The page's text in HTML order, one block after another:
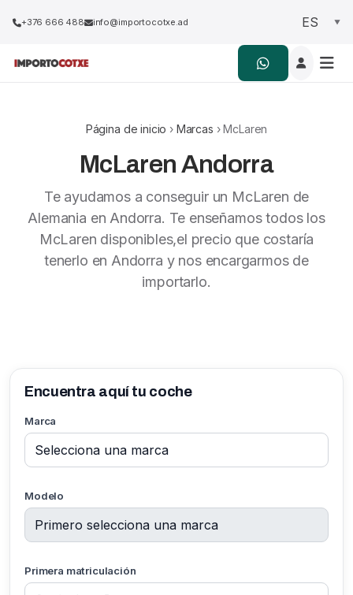
+376 666 488 info@importocotxe.ad
Página de inicio › Marcas › McLaren
McLaren Andorra
Te ayudamos a conseguir un McLaren de
Alemania en Andorra. Te enseñamos todos los
McLaren disponibles,el precio que costaría
tenerlo en Andorra y nos encargarmos de
importarlo.
Encuentra aquí tu coche
Marca
Modelo
Primera matriculación